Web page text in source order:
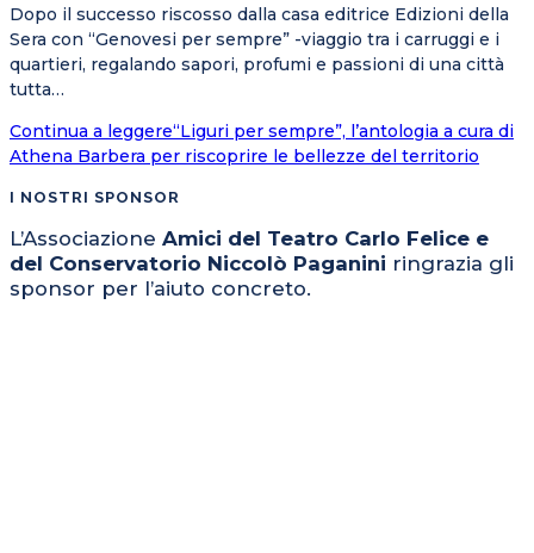
Dopo il successo riscosso dalla casa editrice Edizioni della
Sera con “Genovesi per sempre” -viaggio tra i carruggi e i
quartieri, regalando sapori, profumi e passioni di una città
tutta…
Continua a leggere“Liguri per sempre”, l’antologia a cura di
Athena Barbera per riscoprire le bellezze del territorio
I NOSTRI SPONSOR
L’Associazione Amici del Teatro Carlo Felice e
del Conservatorio Niccolò Paganini ringrazia gli
sponsor per l’aiuto concreto.